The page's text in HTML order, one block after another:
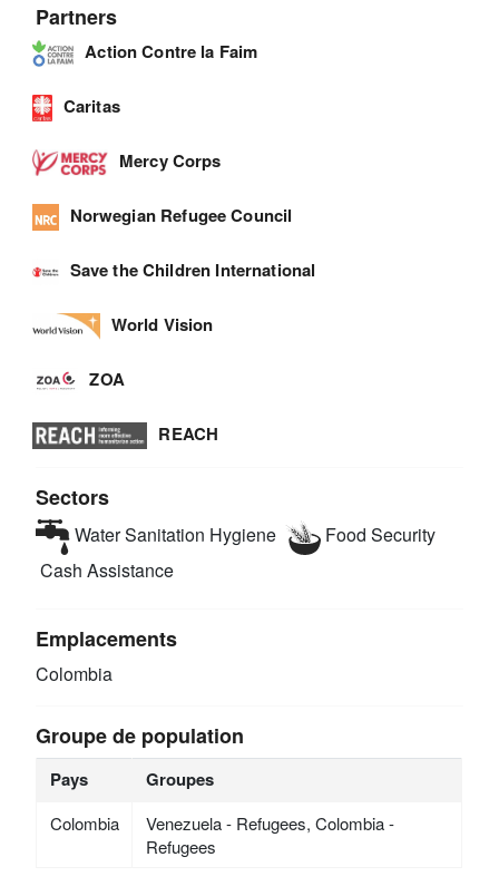
Partners
Action Contre la Faim
Caritas
Mercy Corps
Norwegian Refugee Council
Save the Children International
World Vision
ZOA
REACH
Sectors
Water Sanitation Hygiene
Food Security
Cash Assistance
Emplacements
Colombia
Groupe de population
Pays Groupes
Colombia
Venezuela - Refugees, Colombia -
Refugees